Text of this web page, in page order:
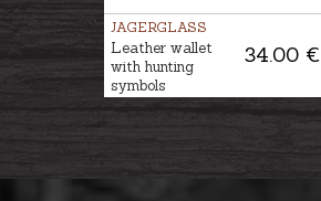
JAGERGLASS
34.00 €
Leather wallet
with hunting
symbols